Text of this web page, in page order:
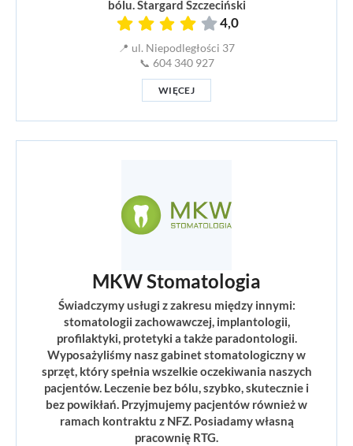
bólu. Stargard Szczeciński
4,0
📍 ul. Niepodległości 37
📞 604 340 927
WIĘCEJ
MKW Stomatologia
Świadczymy usługi z zakresu między innymi:
stomatologii zachowawczej, implantologii,
profilaktyki, protetyki a także paradontologii.
Wyposażyliśmy nasz gabinet stomatologiczny w
sprzęt, który spełnia wszelkie oczekiwania naszych
pacjentów. Leczenie bez bólu, szybko, skutecznie i
bez powikłań. Przyjmujemy pacjentów również w
ramach kontraktu z NFZ. Posiadamy własną
pracownię RTG.